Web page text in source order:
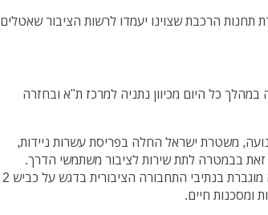
תחנות הרכבת שצוינו יעמדו לרשות הציבור שאטלים
כל היום מכיוון נתניה למרכז ת"א ובחזרה
משטרת ישראל החלה בפריסת עשרות ניידות,
זאת בבמטרה לתת שירות לציבור משתמשי הדרך.
במסגרת ההיערכות תתבצע אכיפה מוגברת בנתיבי התחבורה הציבורית בדגש על כביש 2
ומסכנות חיים.